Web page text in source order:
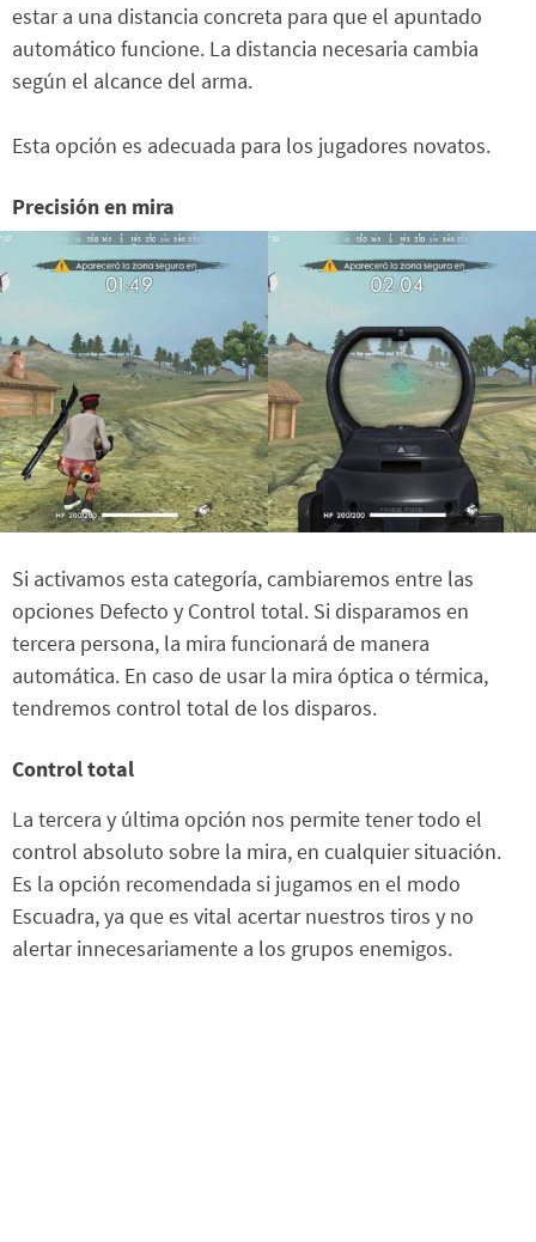
estar a una distancia concreta para que el apuntado
automático funcione. La distancia necesaria cambia
según el alcance del arma.
Esta opción es adecuada para los jugadores novatos.
Precisión en mira
Si activamos esta categoría, cambiaremos entre las
opciones Defecto y Control total. Si disparamos en
tercera persona, la mira funcionará de manera
automática. En caso de usar la mira óptica o térmica,
tendremos control total de los disparos.
Control total
La tercera y última opción nos permite tener todo el
control absoluto sobre la mira, en cualquier situación.
Es la opción recomendada si jugamos en el modo
Escuadra, ya que es vital acertar nuestros tiros y no
alertar innecesariamente a los grupos enemigos.